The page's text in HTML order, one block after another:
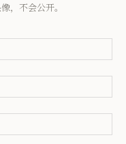
，不会公开。